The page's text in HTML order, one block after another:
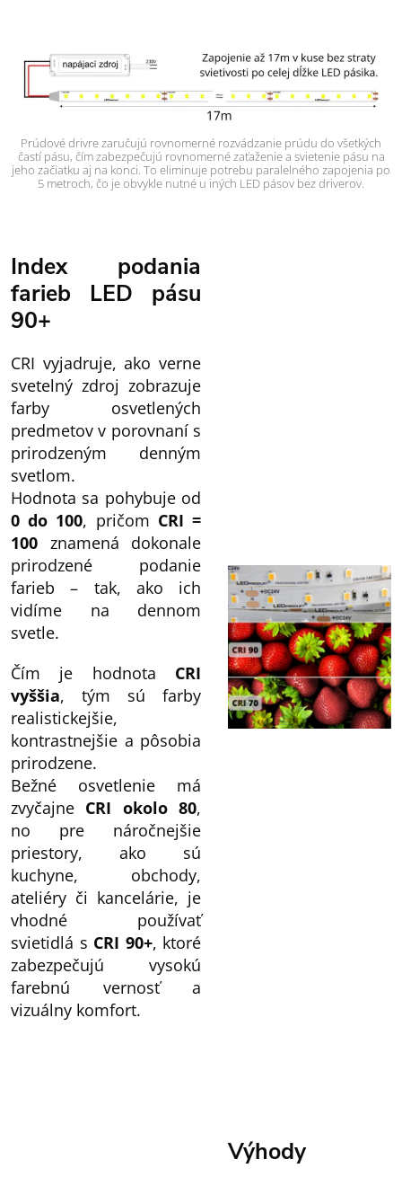
Prúdové drivre zaručujú rovnomerné rozvádzanie prúdu do všetkých
častí pásu, čím zabezpečujú rovnomerné zaťaženie a svietenie pásu na
jeho začiatku aj na konci. To eliminuje potrebu paralelného zapojenia po
5 metroch, čo je obvykle nutné u iných LED pásov bez driverov.
Index podania
farieb LED pásu
90+
CRI vyjadruje, ako verne
svetelný zdroj zobrazuje
farby osvetlených
predmetov v porovnaní s
prirodzeným denným
svetlom.
Hodnota sa pohybuje od
0 do 100, pričom CRI =
100 znamená dokonale
prirodzené podanie
farieb – tak, ako ich
vidíme na dennom
svetle.
Čím je hodnota CRI
vyššia, tým sú farby
realistickejšie,
kontrastnejšie a pôsobia
prirodzene.
Bežné osvetlenie má
zvyčajne CRI okolo 80,
no pre náročnejšie
priestory, ako sú
kuchyne, obchody,
ateliéry či kancelárie, je
vhodné používať
svietidlá s CRI 90+, ktoré
zabezpečujú vysokú
farebnú vernosť a
vizuálny komfort.
Výhody